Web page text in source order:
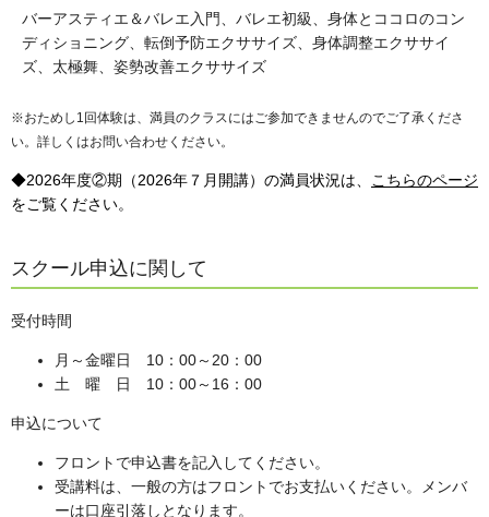
バーアスティエ＆バレエ入門、バレエ初級、身体とココロのコン
ディショニング、転倒予防エクササイズ、身体調整エクササイ
ズ、太極舞、姿勢改善エクササイズ
※おためし1回体験は、満員のクラスにはご参加できませんのでご了承くださ
い。詳しくはお問い合わせください。
◆2026年度②期（2026年７月開講）の満員状況は、 こちらのページ
をご覧ください。
スクール申込に関して
受付時間
月～金曜日 10：00～20：00
土 曜 日 10：00～16：00
申込について
フロントで申込書を記入してください。
受講料は、一般の方はフロントでお支払いください。メンバ
ーは口座引落しとなります。